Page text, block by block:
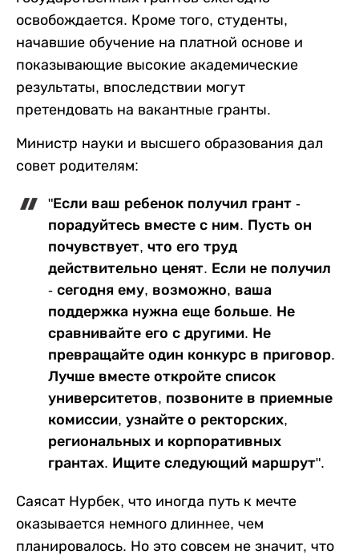
освобождается. Кроме того, студенты,
начавшие обучение на платной основе и
показывающие высокие академические
результаты, впоследствии могут
претендовать на вакантные гранты.
Министр науки и высшего образования дал
совет родителям:
"Если ваш ребенок получил грант -
порадуйтесь вместе с ним. Пусть он
почувствует, что его труд
действительно ценят. Если не получил
- сегодня ему, возможно, ваша
поддержка нужна еще больше. Не
сравнивайте его с другими. Не
превращайте один конкурс в приговор.
Лучше вместе откройте список
университетов, позвоните в приемные
комиссии, узнайте о ректорских,
региональных и корпоративных
грантах. Ищите следующий маршрут".
Саясат Нурбек, что иногда путь к мечте
оказывается немного длиннее, чем
планировалось. Но это совсем не значит, что